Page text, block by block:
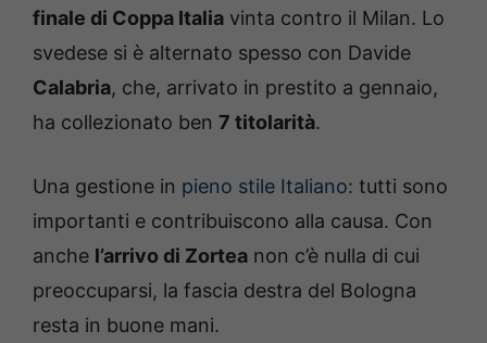
finale di Coppa Italia vinta contro il Milan. Lo
svedese si è alternato spesso con Davide
Calabria, che, arrivato in prestito a gennaio,
ha collezionato ben 7 titolarità.
Una gestione in pieno stile Italiano: tutti sono
importanti e contribuiscono alla causa. Con
anche l’arrivo di Zortea non c’è nulla di cui
preoccuparsi, la fascia destra del Bologna
resta in buone mani.